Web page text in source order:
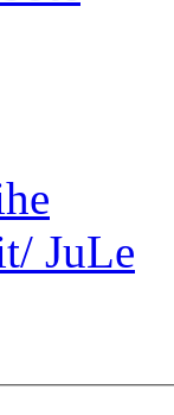
JuLe